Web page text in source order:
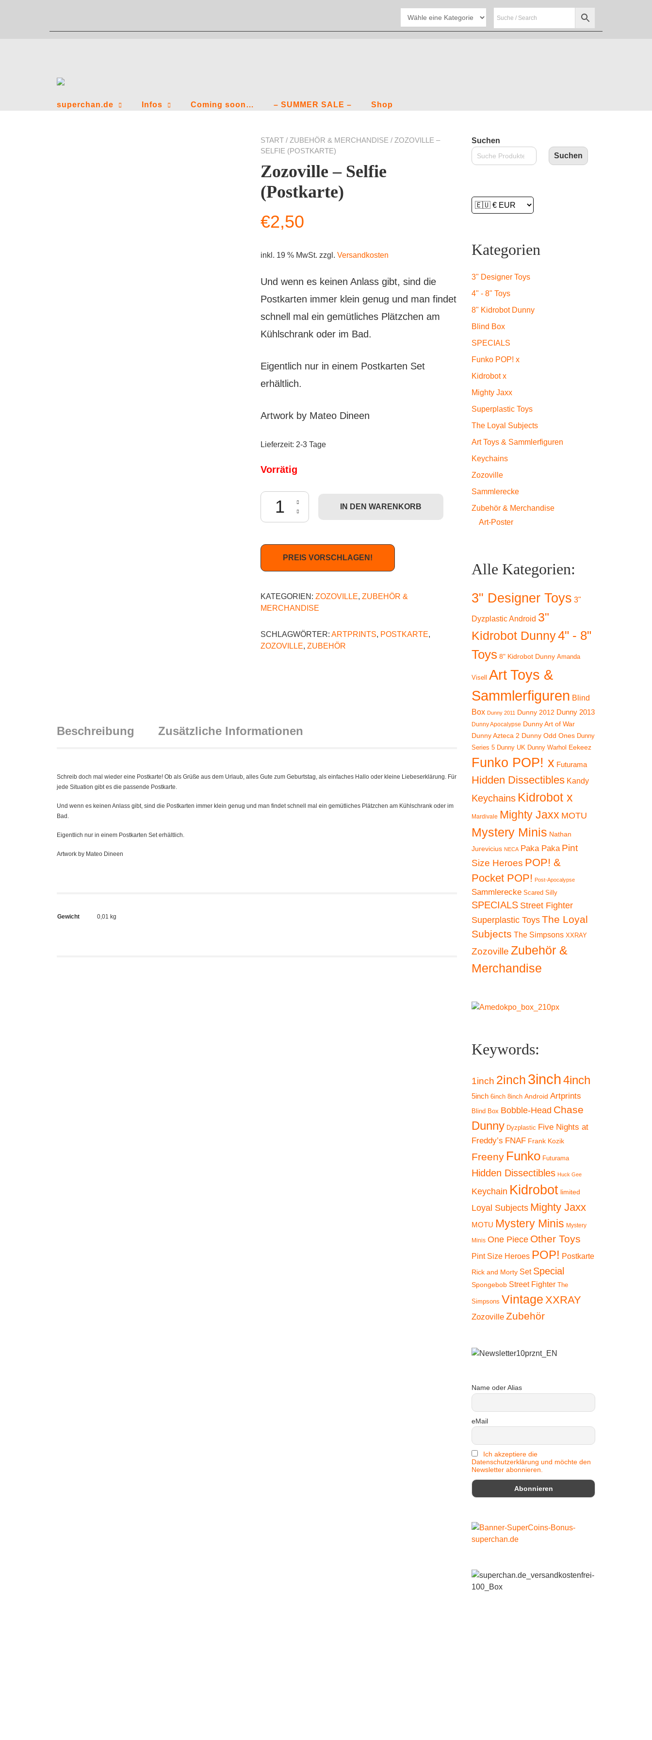
superchan.de Infos Coming soon… – SUMMER SALE – Shop
START / ZUBEHÖR & MERCHANDISE / ZOZOVILLE –
SELFIE (POSTKARTE)
Zozoville – Selfie
(Postkarte)
€2,50
inkl. 19 % MwSt. zzgl. Versandkosten
Und wenn es keinen Anlass gibt, sind die
Postkarten immer klein genug und man findet
schnell mal ein gemütliches Plätzchen am
Kühlschrank oder im Bad.
Eigentlich nur in einem Postkarten Set
erhältlich.
Artwork by Mateo Dineen
Lieferzeit: 2-3 Tage
Vorrätig
Zozoville - Selfie (Postkarte) Menge
IN DEN WARENKORB
PREIS VORSCHLAGEN!
KATEGORIEN: ZOZOVILLE, ZUBEHÖR &
MERCHANDISE
SCHLAGWÖRTER: ARTPRINTS, POSTKARTE,
ZOZOVILLE, ZUBEHÖR
Beschreibung Zusätzliche Informationen
Schreib doch mal wieder eine Postkarte! Ob als Grüße aus dem Urlaub, alles Gute zum Geburtstag, als einfaches Hallo oder kleine Liebeserklärung. Für
jede Situation gibt es die passende Postkarte.
Und wenn es keinen Anlass gibt, sind die Postkarten immer klein genug und man findet schnell mal ein gemütliches Plätzchen am Kühlschrank oder im
Bad.
Eigentlich nur in einem Postkarten Set erhältlich.
Artwork by Mateo Dineen
Gewicht 0,01 kg
Suchen
Suchen
Kategorien
3" Designer Toys
4" - 8" Toys
8" Kidrobot Dunny
Blind Box
SPECIALS
Funko POP! x
Kidrobot x
Mighty Jaxx
Superplastic Toys
The Loyal Subjects
Art Toys & Sammlerfiguren
Keychains
Zozoville
Sammlerecke
Zubehör & Merchandise
Art-Poster
Alle Kategorien:
3" Designer Toys 3"
Dyzplastic Android 3"
Kidrobot Dunny4" - 8"
Toys 8" Kidrobot Dunny Amanda
Visell
Art Toys &
Sammlerfiguren Blind
Box Dunny 2011 Dunny 2012 Dunny 2013
Dunny Apocalypse Dunny Art of War
Dunny Azteca 2 Dunny Odd Ones Dunny
Series 5 Dunny UK Dunny Warhol Eekeez
Funko POP! x Futurama
Hidden Dissectibles Kandy
Keychains Kidrobot x
Mardivale Mighty Jaxx MOTU
Mystery Minis Nathan
Jurevicius NECA Paka Paka Pint
Size Heroes POP! &
Pocket POP! Post-Apocalypse
Sammlerecke Scared Silly
SPECIALS Street Fighter
Superplastic ToysThe Loyal
Subjects The Simpsons XXRAY
Zozoville Zubehör &
Merchandise
Keywords:
1inch 2inch 3inch4inch
5inch 6inch 8inch Android Artprints
Blind Box Bobble-Head Chase
Dunny Dyzplastic Five Nights at
Freddy’s FNAF Frank Kozik
Freeny Funko Futurama
Hidden Dissectibles Huck Gee
Keychain Kidrobot limited
Loyal Subjects Mighty Jaxx
MOTU Mystery Minis Mystery
Minis One Piece Other Toys
Pint Size Heroes POP! Postkarte
Rick and Morty Set Special
Spongebob Street Fighter The
Simpsons Vintage XXRAY
Zozoville Zubehör
Name oder Alias
eMail
Ich akzeptiere die
Datenschutzerklärung und möchte den
Newsletter abonnieren.